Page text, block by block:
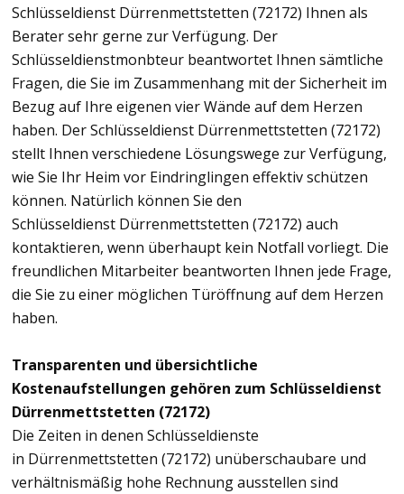
Schlüsseldienst Dürrenmettstetten (72172) Ihnen als
Berater sehr gerne zur Verfügung. Der
Schlüsseldienstmonbteur beantwortet Ihnen sämtliche
Fragen, die Sie im Zusammenhang mit der Sicherheit im
Bezug auf Ihre eigenen vier Wände auf dem Herzen
haben. Der Schlüsseldienst Dürrenmettstetten (72172)
stellt Ihnen verschiedene Lösungswege zur Verfügung,
wie Sie Ihr Heim vor Eindringlingen effektiv schützen
können. Natürlich können Sie den
Schlüsseldienst Dürrenmettstetten (72172) auch
kontaktieren, wenn überhaupt kein Notfall vorliegt. Die
freundlichen Mitarbeiter beantworten Ihnen jede Frage,
die Sie zu einer möglichen Türöffnung auf dem Herzen
haben.
Transparenten und übersichtliche
Kostenaufstellungen gehören zum Schlüsseldienst
Dürrenmettstetten (72172)
Die Zeiten in denen Schlüsseldienste
in Dürrenmettstetten (72172) unüberschaubare und
verhältnismäßig hohe Rechnung ausstellen sind